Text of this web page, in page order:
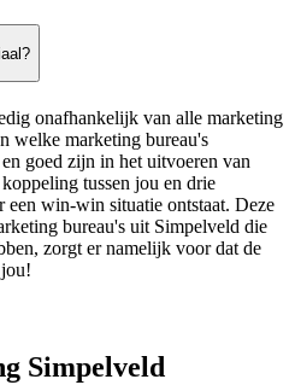
onafhankelijk van alle marketing
welke marketing bureau's
goed zijn in het uitvoeren van
tussen jou en drie
een win-win situatie ontstaat. Deze
bureau's uit Simpelveld die
zorgt er namelijk voor dat de
Simpelveld